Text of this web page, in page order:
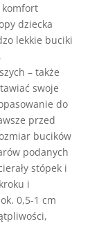
komfort
dziecka
lekkie buciki
– także
swoje
do
przed
bucików
podanych
stópek i
i
0,5-1 cm